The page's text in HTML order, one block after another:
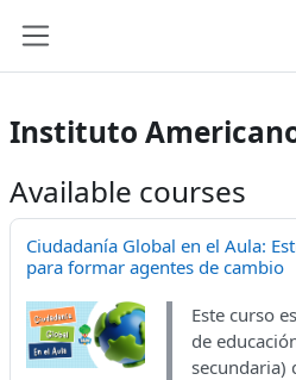
Instituto
Available courses
Ciudadanía Global en el Aula:
para formar agentes de cambio
Este curso
de
secundaria)